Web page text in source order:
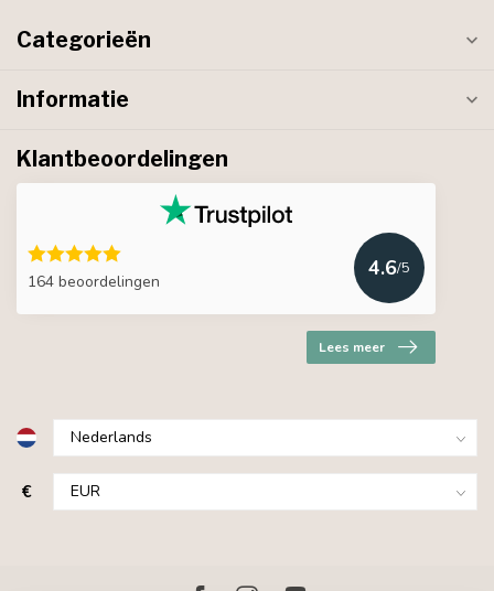
Categorieën
Informatie
Klantbeoordelingen
164 beoordelingen
4.6/5
Lees meer
€